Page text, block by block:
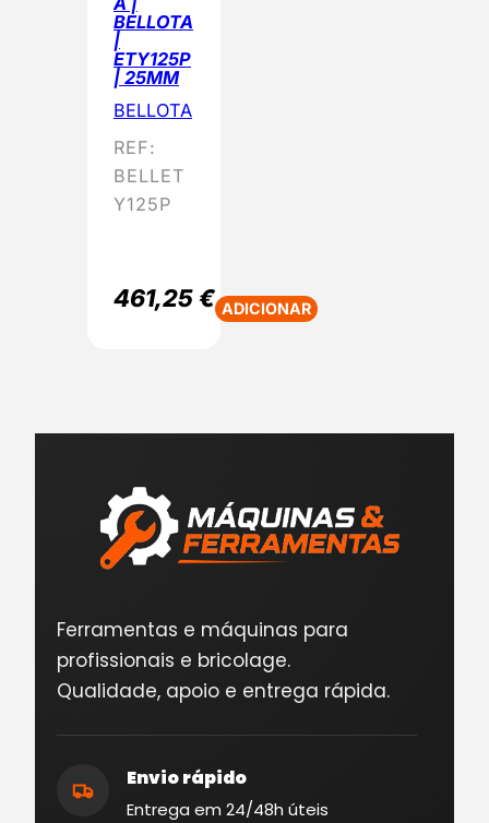
BELLOTA
|
ETY125P
| 25MM
BELLOTA
REF:
BELLET
Y125P
461,25€ ADICIONAR
Ferramentas e máquinas para
profissionais e bricolage.
Qualidade, apoio e entrega rápida.
Envio rápido
Entrega em 24/48h úteis